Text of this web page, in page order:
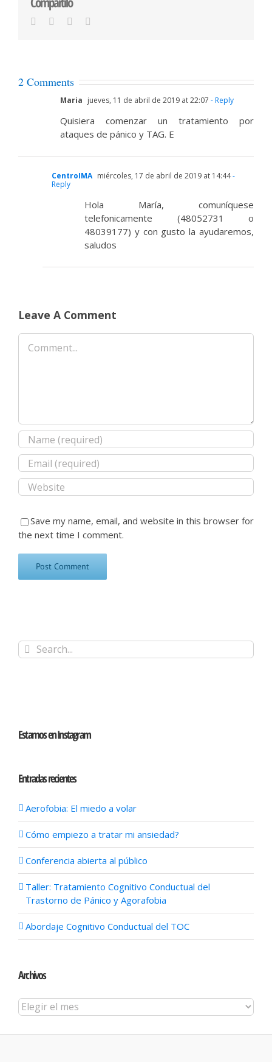
Facebook
TwitterLinkedIn
2 Comments
Maria jueves, 11 de abril de 2019 at 22:07 - Reply
Quisiera comenzar un tratamiento por
ataques de pánico y TAG. E
CentroIMA miércoles, 17 de abril de 2019 at 14:44-
Reply
Hola María, comuníquese
telefonicamente (48052731 o
48039177) y con gusto la ayudaremos,
saludos
Leave A Comment
Comment
Save my name, email, and website in this browser for
the next time I comment.
Search
for:
Estamos en Instagram
Entradas recientes
Aerofobia: El miedo a volar
Cómo empiezo a tratar mi ansiedad?
Conferencia abierta al público
Taller: Tratamiento Cognitivo Conductual del
Trastorno de Pánico y Agorafobia
Abordaje Cognitivo Conductual del TOC
Archivos
Archivos